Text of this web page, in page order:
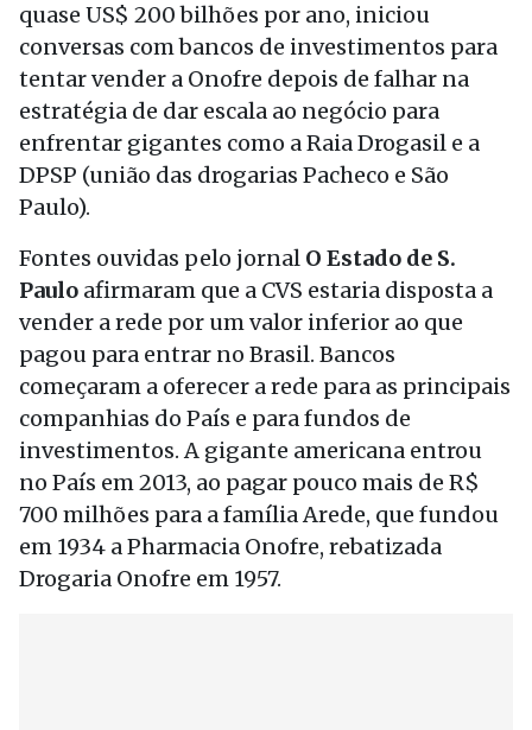
quase US$ 200 bilhões por ano, iniciou
conversas com bancos de investimentos para
tentar vender a Onofre depois de falhar na
estratégia de dar escala ao negócio para
enfrentar gigantes como a Raia Drogasil e a
DPSP (união das drogarias Pacheco e São
Paulo).
Fontes ouvidas pelo jornal O Estado de S.
Paulo afirmaram que a CVS estaria disposta a
vender a rede por um valor inferior ao que
pagou para entrar no Brasil. Bancos
começaram a oferecer a rede para as principais
companhias do País e para fundos de
investimentos. A gigante americana entrou
no País em 2013, ao pagar pouco mais de R$
700 milhões para a família Arede, que fundou
em 1934 a Pharmacia Onofre, rebatizada
Drogaria Onofre em 1957.